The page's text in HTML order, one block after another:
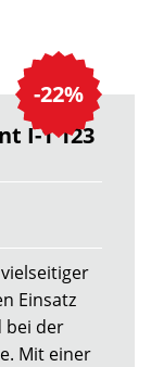
-22%
I-1 123
Einsatz
bei der
Mit einer